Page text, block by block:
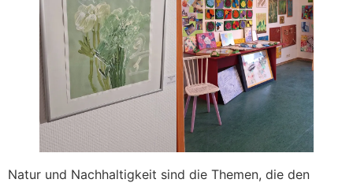
Natur und Nachhaltigkeit sind die Themen, die den